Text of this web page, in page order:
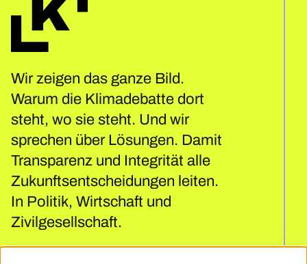
Wir zeigen das ganze Bild.
Warum die Klimadebatte dort
steht, wo sie steht. Und wir
sprechen über Lösungen. Damit
Transparenz und Integrität alle
Zukunftsentscheidungen leiten.
In Politik, Wirtschaft und
Zivilgesellschaft.